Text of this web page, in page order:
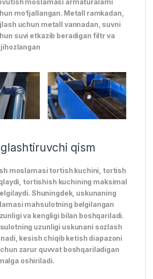
moslamasi armaturalarni
mo’ljallangan. Metall ramkadan,
uchun metall vannadan, suvni
suvi etkazib beradigan filtr va
qism
moslamasi tortish kuchini, tortish
tortishish kuchining maksimal
Shuningdek, uskunaning
mahsulotning belgilangan
va kengligi bilan boshqariladi.
uzunligi uskunani sozlash
kesish chiqib ketish diapazoni
zarur quvvat boshqariladigan
oshiriladi.